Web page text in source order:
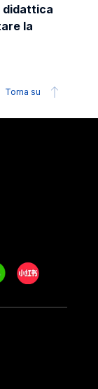
didattica
la
Torna su
Xiaohongshu/